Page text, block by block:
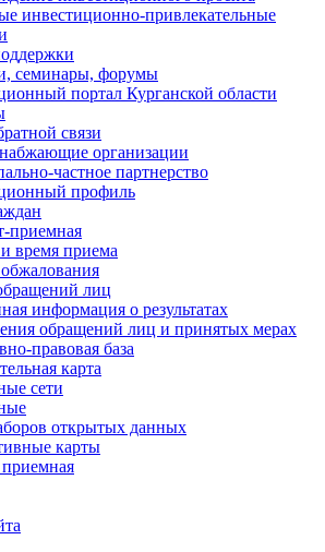
инвестиционно-привлекательные
семинары, форумы
портал Курганской области
связи
организации
частное партнерство
профиль
приемная
время приема
лиц
информация о результатах
обращений лиц и принятых мерах
правовая база
карта
сети
открытых данных
карты